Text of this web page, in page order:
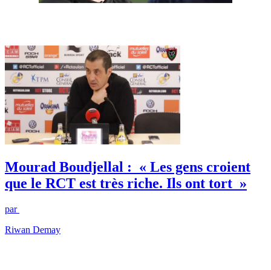
Mourad Boudjellal : « Les gens croient
que le RCT est très riche. Ils ont tort »
par
Riwan Demay